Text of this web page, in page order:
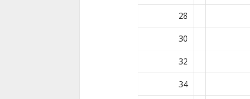
28
30
32
34